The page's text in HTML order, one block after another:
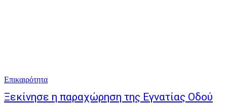
Επικαιρότητα
Ξεκίνησε η παραχώρηση της Εγνατίας Οδού